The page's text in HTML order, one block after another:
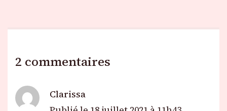
2 commentaires
Clarissa